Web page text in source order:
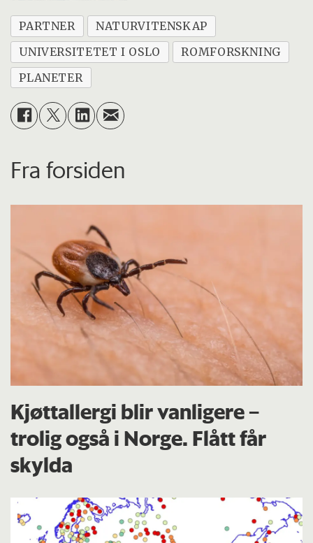
PARTNER
NATURVITENSKAP
UNIVERSITETET I OSLO
ROMFORSKNING
PLANETER
Fra forsiden
Kjøttallergi blir vanligere –
trolig også i Norge. Flått får
skylda